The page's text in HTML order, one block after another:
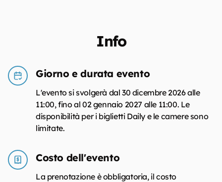
Info
Giorno e durata evento
L'evento si svolgerà dal 30 dicembre 2026 alle
11:00, fino al 02 gennaio 2027 alle 11:00. Le
disponibilità per i biglietti Daily e le camere sono
limitate.
Costo dell'evento
La prenotazione è obbligatoria, il costo